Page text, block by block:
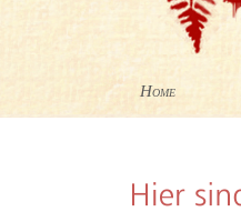
Home